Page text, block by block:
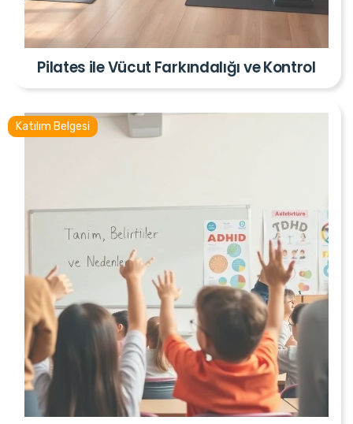
Pilates ile Vücut Farkındalığı ve Kontrol
Katılım Belgesi